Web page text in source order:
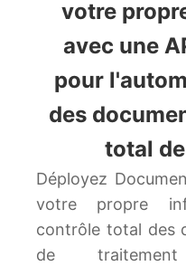
votre
avec une
pour
des
total
Déployez
votre propre
contrôle total des
de